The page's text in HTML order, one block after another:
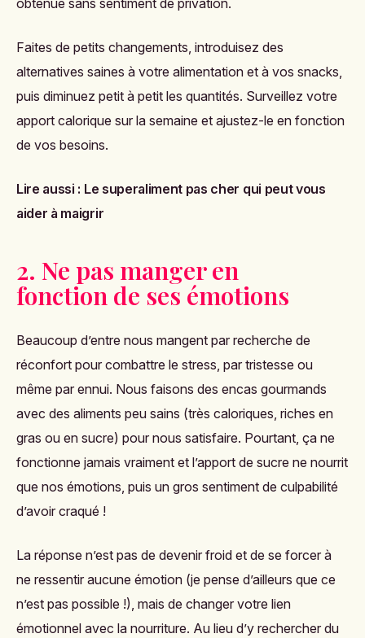
obtenue sans sentiment de privation.
Faites de petits changements, introduisez des
alternatives saines à votre alimentation et à vos snacks,
puis diminuez petit à petit les quantités. Surveillez votre
apport calorique sur la semaine et ajustez-le en fonction
de vos besoins.
Lire aussi : Le superaliment pas cher qui peut vous
aider à maigrir
2. Ne pas manger en
fonction de ses émotions
Beaucoup d’entre nous mangent par recherche de
réconfort pour combattre le stress, par tristesse ou
même par ennui. Nous faisons des encas gourmands
avec des aliments peu sains (très caloriques, riches en
gras ou en sucre) pour nous satisfaire. Pourtant, ça ne
fonctionne jamais vraiment et l’apport de sucre ne nourrit
que nos émotions, puis un gros sentiment de culpabilité
d’avoir craqué !
La réponse n’est pas de devenir froid et de se forcer à
ne ressentir aucune émotion (je pense d’ailleurs que ce
n’est pas possible !), mais de changer votre lien
émotionnel avec la nourriture. Au lieu d’y rechercher du